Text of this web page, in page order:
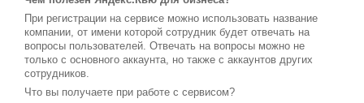
При регистрации на сервисе можно использовать название
компании, от имени которой сотрудник будет отвечать на
вопросы пользователей. Отвечать на вопросы можно не
только с основного аккаунта, но также c аккаунтов других
сотрудников.
Что вы получаете при работе с сервисом?